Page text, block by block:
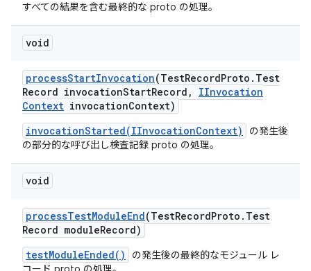
すべての結果を含む最終的な proto の処理。
void
processStartInvocation(TestRecordProto . Test
Record invocationStartRecord ,
IInvocation
Context invocationContext)
invocationStarted(IInvocationContext)
の発生後
の部分的な呼び出し検査記録 proto の処理。
void
processTestModuleEnd(TestRecordProto . Test
Record moduleRecord)
testModuleEnded()
の発生後の最終的なモジュール レ